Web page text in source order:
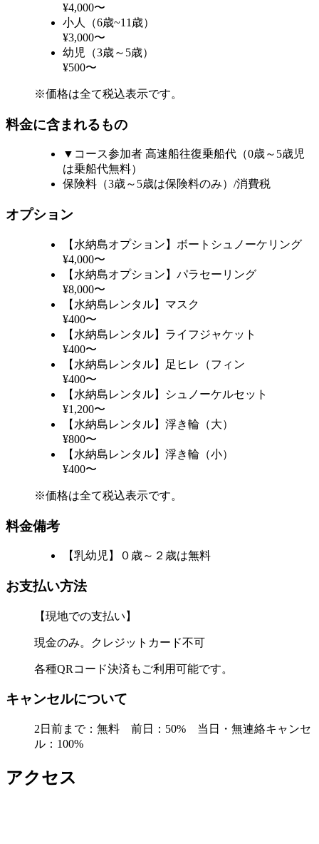
¥4,000〜
小人（6歳~11歳）
¥3,000〜
幼児（3歳～5歳）
¥500〜
※価格は全て税込表示です。
料金に含まれるもの
▼コース参加者 高速船往復乗船代（0歳～5歳児
は乗船代無料）
保険料（3歳～5歳は保険料のみ）/消費税
オプション
【水納島オプション】ボートシュノーケリング
¥4,000〜
【水納島オプション】パラセーリング
¥8,000〜
【水納島レンタル】マスク
¥400〜
【水納島レンタル】ライフジャケット
¥400〜
【水納島レンタル】足ヒレ（フィン
¥400〜
【水納島レンタル】シュノーケルセット
¥1,200〜
【水納島レンタル】浮き輪（大）
¥800〜
【水納島レンタル】浮き輪（小）
¥400〜
※価格は全て税込表示です。
料金備考
【乳幼児】０歳～２歳は無料
お支払い方法
【現地での支払い】
現金のみ。クレジットカード不可
各種QRコード決済もご利用可能です。
キャンセルについて
2日前まで：無料 前日：50% 当日・無連絡キャンセ
ル：100%
アクセス